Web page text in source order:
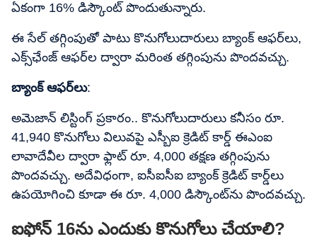
ఏకంగా 16% డిస్కౌంట్ పొందుతున్నారు.
ఈ సేల్ తగ్గింపుతో పాటు కొనుగోలుదారులు బ్యాంక్ ఆఫర్‌లు,
ఎక్స్​ఛేంజ్​ ఆఫర్‌ల ద్వారా మరింత తగ్గింపును పొందవచ్చు.
బ్యాంక్ ఆఫర్‌లు:
అమెజాన్ లిస్టింగ్ ప్రకారం.. కొనుగోలుదారులు కనీసం రూ.
41,940 కొనుగోలు విలువపై ఎస్బీఐ క్రెడిట్ కార్డ్ ఈఎంఐ
లావాదేవీల ద్వారా ఫ్లాట్ రూ. 4,000 తక్షణ తగ్గింపును
పొందవచ్చు. అదేవిధంగా, ఐసీఐసీఐ బ్యాంక్ క్రెడిట్ కార్డ్‌లు
ఉపయోగించి కూడా ఈ రూ. 4,000 డిస్కౌంట్‌ను పొందవచ్చు.
ఐఫోన్ 16ను ఎందుకు కొనుగోలు చేయాలి?